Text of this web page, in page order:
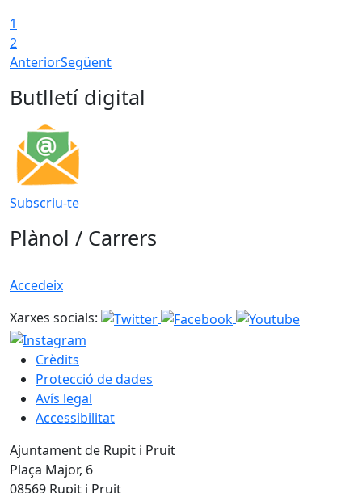
1
2
AnteriorSegüent
Butlletí digital
Subscriu-te
Plànol / Carrers
Accedeix
Xarxes socials:
Crèdits
Protecció de dades
Avís legal
Accessibilitat
Ajuntament de Rupit i Pruit
Plaça Major, 6
08569 Rupit i Pruit